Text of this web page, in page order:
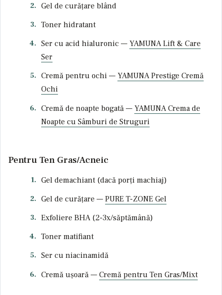
Gel de curățare blând
Toner hidratant
Ser cu acid hialuronic — YAMUNA Lift & Care
Ser
Cremă pentru ochi — YAMUNA Prestige Cremă
Ochi
Cremă de noapte bogată — YAMUNA Crema de
Noapte cu Sâmburi de Struguri
Pentru Ten Gras/Acneic
Gel demachiant (dacă porți machiaj)
Gel de curățare — PURE T-ZONE Gel
Exfoliere BHA (2-3x/săptămână)
Toner matifiant
Ser cu niacinamidă
Cremă ușoară — Cremă pentru Ten Gras/Mixt